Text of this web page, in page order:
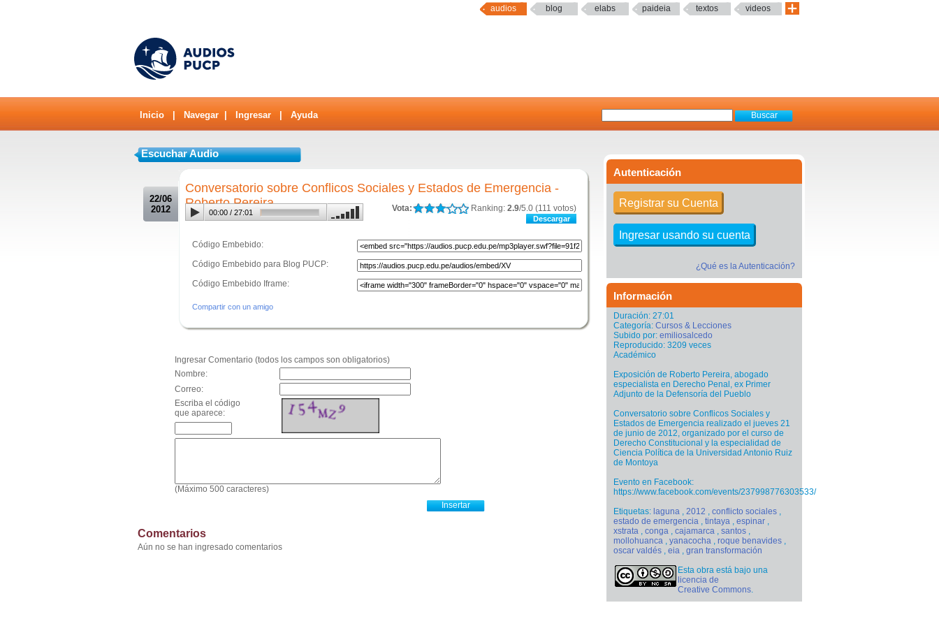
audios blog elabs paideia textos videos
Inicio Navegar Ingresar Ayuda
Autenticación
Registrar su Cuenta
Ingresar usando su cuenta
¿Qué es la Autenticación?
Información
Duración: 27:01
Categoría: Cursos & Lecciones
Subido por: emiliosalcedo
Reproducido: 3209 veces
Académico
Exposición de Roberto Pereira, abogado
especialista en Derecho Penal, ex Primer
Adjunto de la Defensoría del Pueblo
Conversatorio sobre Conflicos Sociales y
Estados de Emergencia realizado el jueves 21
de junio de 2012, organizado por el curso de
Derecho Constitucional y la especialidad de
Ciencia Política de la Universidad Antonio Ruiz
de Montoya
Evento en Facebook:
https://www.facebook.com/events/237998776303533/
Etiquetas: laguna , 2012 , conflicto sociales ,
estado de emergencia , tintaya , espinar ,
xstrata , conga , cajamarca , santos ,
mollohuanca , yanacocha , roque benavides ,
oscar valdés , eia , gran transformación
Esta obra está bajo una
licencia de
Creative Commons.
Escuchar Audio
22/06
2012
Conversatorio sobre Conflicos Sociales y Estados de Emergencia -
Roberto Pereira
Vota: Ranking: 2.9/5.0 (111 votos)
Descargar
00:00 / 27:01
Código Embebido:
Código Embebido para Blog PUCP:
Código Embebido Iframe:
Compartir con un amigo
Ingresar Comentario (todos los campos son obligatorios)
Nombre:
Correo:
Escriba el código
que aparece:
(Máximo 500 caracteres)
Comentarios
Aún no se han ingresado comentarios